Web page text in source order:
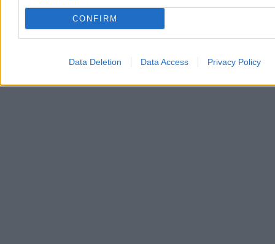
CONFIRM
Data Deletion Data Access Privacy Policy